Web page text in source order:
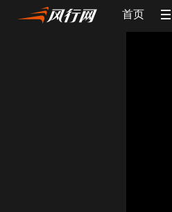
首页